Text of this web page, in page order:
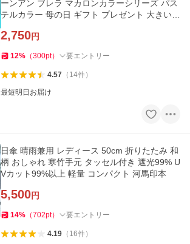
ーンアン ブレラ マカロンカラーシリーズ パス
テルカラー 母の日 ギフト プレゼント 大きい
2,750円
12% （300pt） 要エントリー
4.57（ 14件）
最短明日お届け
日傘 晴雨兼用 レディース 50cm 折りたたみ 和
柄 おしゃれ 寒竹手元 タッセル付き 遮光99% U
Vカット99%以上 軽量 コンパクト 河馬印本
5,500円
14% （702pt） 要エントリー
4.19（ 16件）